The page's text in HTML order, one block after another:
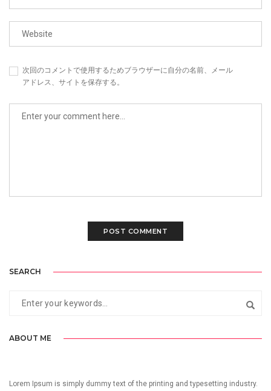
次回のコメントで使用するためブラウザーに自分の名前、メール
アドレス、サイトを保存する。
SEARCH
ABOUT ME
Lorem Ipsum is simply dummy text of the printing and typesetting industry.